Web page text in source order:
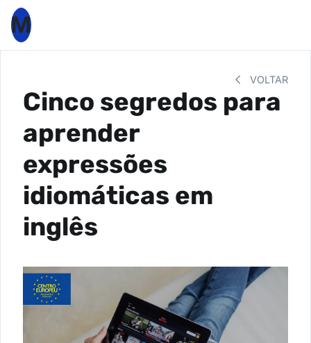
M
VOLTAR
Cinco segredos para
aprender
expressões
idiomáticas em
inglês